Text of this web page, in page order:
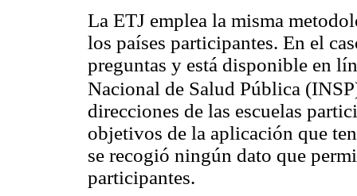
La ETJ emplea la misma
los países participantes. En el
preguntas y está disponible en
Nacional de Salud Pública
direcciones de las escuelas
objetivos de la aplicación que
se recogió ningún dato que
participantes.